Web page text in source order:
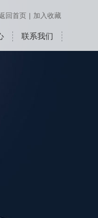
回首页 加入收藏
联系我们